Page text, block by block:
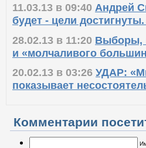
11.03.13 в 09:40 Андрей
будет - цели
28.02.13 в 11:20 Выборы,
и «молчаливого
20.02.13 в 03:26 УДАР:
показывает
Комментарии